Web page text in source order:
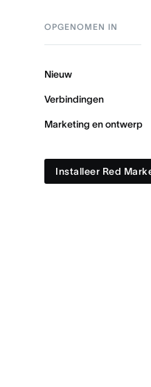
OPGENOMEN IN
Nieuw
Verbindingen
Marketing en ontwerp
Installeer Red